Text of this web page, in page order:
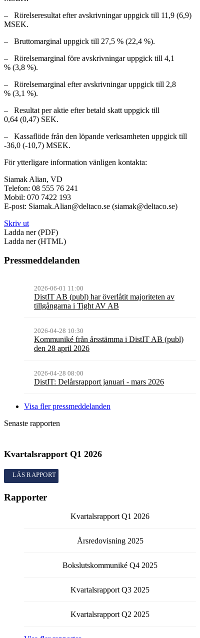
– Rörelseresultat efter avskrivningar uppgick till 11,9 (6,9)
MSEK.
– Bruttomarginal uppgick till 27,5 % (22,4 %).
– Rörelsemarginal före avskrivningar uppgick till 4,1
% (3,8 %).
– Rörelsemarginal efter avskrivningar uppgick till 2,8
% (3,1 %).
– Resultat per aktie efter betald skatt uppgick till
0,64 (0,47) SEK.
– Kassaflöde från den löpande verksamheten uppgick till
-36,0 (-10,7) MSEK.
För ytterligare information vänligen kontakta:
Siamak Alian, VD
Telefon: 08 555 76 241
Mobil: 070 7422 193
E-post: Siamak.Alian@deltaco.se (siamak@deltaco.se)
Skriv ut
Ladda ner (PDF)
Ladda ner (HTML)
Pressmeddelanden
2026-06-01 11:00
DistIT AB (publ) har överlåtit majoriteten av
tillgångarna i Tight AV AB
2026-04-28 10:30
Kommuniké från årsstämma i DistIT AB (publ)
den 28 april 2026
2026-04-28 08:00
DistIT: Delårsrapport januari - mars 2026
Visa fler pressmeddelanden
Senaste rapporten
Kvartalsrapport Q1 2026
Kvartalsrapport
Rapporter
Kvartalsrapport Q1 2026
Årsredovisning 2025
Bokslutskommuniké Q4 2025
Kvartalsrapport Q3 2025
Kvartalsrapport Q2 2025